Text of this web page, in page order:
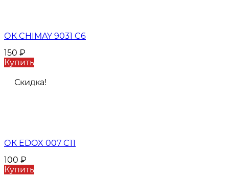
ОК CHIMAY 9031 C6
150 ₽
Купить
Скидка!
ОК EDOX 007 C11
100 ₽
Купить